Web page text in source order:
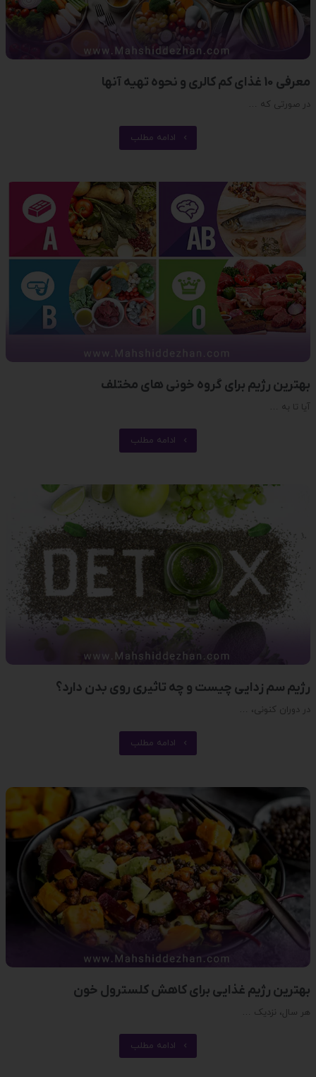
معرفی 10 غذای کم کالری و نحوه تهیه آنها
در صورتی که …
ادامه مطلب
بهترین رژیم برای گروه خونی های مختلف
آیا تا به …
ادامه مطلب
رژیم سم زدایی چیست و چه تاثیری روی بدن دارد؟
در دوران کنونی، …
ادامه مطلب
بهترین رژیم غذایی برای کاهش کلسترول خون
هر سال، نزدیک …
ادامه مطلب